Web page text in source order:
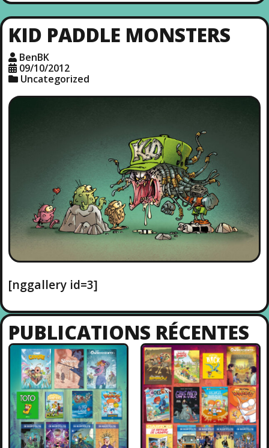
KID PADDLE MONSTERS
BenBK
09/10/2012
Uncategorized
[nggallery id=3]
PUBLICATIONS RÉCENTES